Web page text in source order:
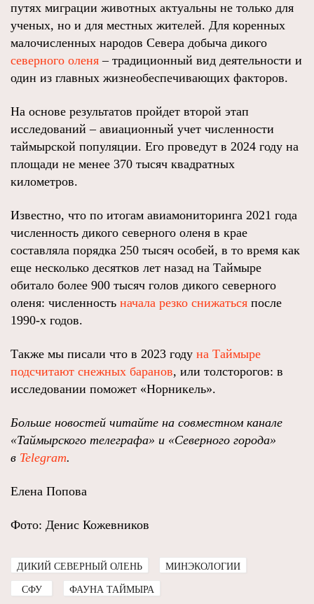
путях миграции животных актуальны не только для
ученых, но и для местных жителей. Для коренных
малочисленных народов Севера добыча дикого
северного оленя – традиционный вид деятельности и
один из главных жизнеобеспечивающих факторов.
На основе результатов пройдет второй этап
исследований – авиационный учет численности
таймырской популяции. Его проведут в 2024 году на
площади не менее 370 тысяч квадратных
километров.
Известно, что по итогам авиамониторинга 2021 года
численность дикого северного оленя в крае
составляла порядка 250 тысяч особей, в то время как
еще несколько десятков лет назад на Таймыре
обитало более 900 тысяч голов дикого северного
оленя: численность начала резко снижаться после
1990-х годов.
Также мы писали что в 2023 году на Таймыре
подсчитают снежных баранов, или толсторогов: в
исследовании поможет «Норникель».
Больше новостей читайте на совместном канале
«Таймырского телеграфа» и «Северного города»
в Telegram.
Елена Попова
Фото: Денис Кожевников
ДИКИЙ СЕВЕРНЫЙ ОЛЕНЬ МИНЭКОЛОГИИ
СФУ ФАУНА ТАЙМЫРА